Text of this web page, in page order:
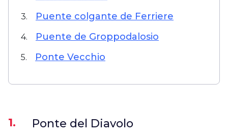
3. Puente colgante de Ferriere
4. Puente de Groppodalosio
5. Ponte Vecchio
1. Ponte del Diavolo